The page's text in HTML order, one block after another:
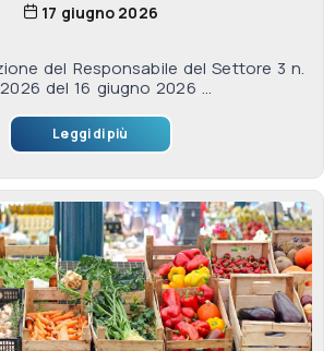
17 giugno 2026
del Responsabile del Settore 3 n.
del 16 giugno 2026 ...
Leggi di più